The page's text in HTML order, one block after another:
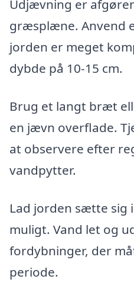
Udjævning er
græsplæne. Anvend
jorden er meget
dybde på 10-15 cm.
Brug et langt bræt
en jævn overflade.
at observere efter
vandpytter.
Lad jorden sætte sig
muligt. Vand let og
fordybninger, der
periode.